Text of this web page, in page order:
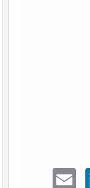
Email